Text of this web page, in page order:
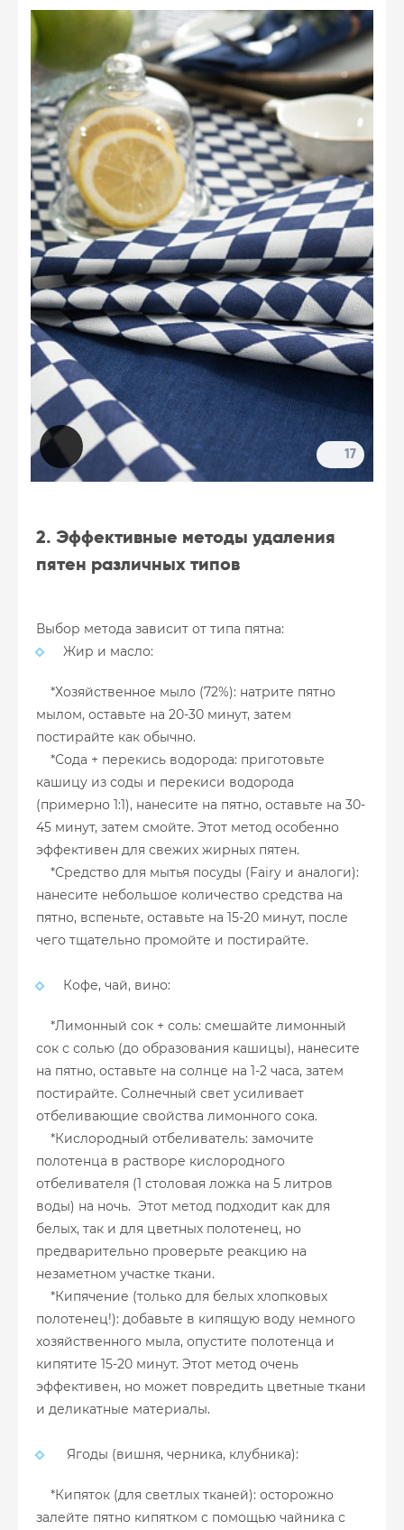
17
2. Эффективные методы удаления
пятен различных типов
Выбор метода зависит от типа пятна:
Жир и масло:
*Хозяйственное мыло (72%): натрите пятно
мылом, оставьте на 20-30 минут, затем
постирайте как обычно.
*Сода + перекись водорода: приготовьте
кашицу из соды и перекиси водорода
(примерно 1:1), нанесите на пятно, оставьте на 30-
45 минут, затем смойте. Этот метод особенно
эффективен для свежих жирных пятен.
*Средство для мытья посуды (Fairy и аналоги):
нанесите небольшое количество средства на
пятно, вспеньте, оставьте на 15-20 минут, после
чего тщательно промойте и постирайте.
Кофе, чай, вино:
*Лимонный сок + соль: смешайте лимонный
сок с солью (до образования кашицы), нанесите
на пятно, оставьте на солнце на 1-2 часа, затем
постирайте. Солнечный свет усиливает
отбеливающие свойства лимонного сока.
*Кислородный отбеливатель: замочите
полотенца в растворе кислородного
отбеливателя (1 столовая ложка на 5 литров
воды) на ночь. Этот метод подходит как для
белых, так и для цветных полотенец, но
предварительно проверьте реакцию на
незаметном участке ткани.
*Кипячение (только для белых хлопковых
полотенец!): добавьте в кипящую воду немного
хозяйственного мыла, опустите полотенца и
кипятите 15-20 минут. Этот метод очень
эффективен, но может повредить цветные ткани
и деликатные материалы.
Ягоды (вишня, черника, клубника):
*Кипяток (для светлых тканей): осторожно
залейте пятно кипятком с помощью чайника с